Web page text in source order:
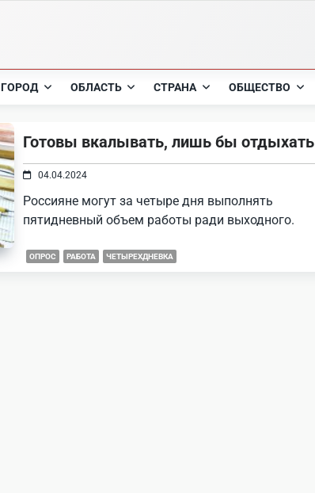
ГОРОД ОБЛАСТЬ СТРАНА ОБЩЕСТВО
Готовы вкалывать, лишь бы отдыхать
04.04.2024
Россияне могут за четыре дня выполнять
пятидневный объем работы ради выходного.
ОПРОС РАБОТА ЧЕТЫРЕХДНЕВКА